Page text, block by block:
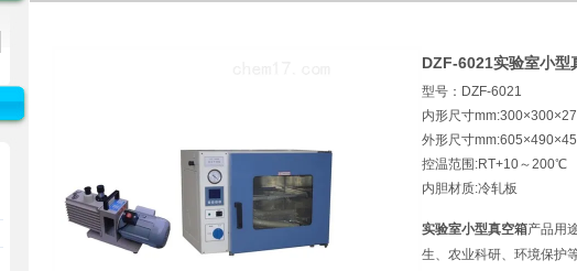
DZF-6021实验室小型
型号：DZF-6021
内形尺寸
外形尺寸
控温范围:RT+10～200℃
内胆材质:冷轧板
实验室小型真空箱产品用
生、农业科研、环境保护